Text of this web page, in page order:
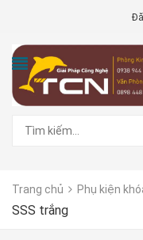
Trang chủ Phụ kiện
SSS trắng